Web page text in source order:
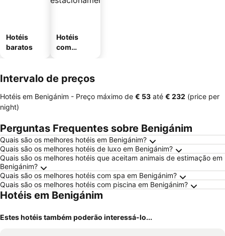
Hotéis
baratos
Hotéis
com
Intervalo de preços
Hotéis em Benigánim - Preço máximo de ‎€ 53 até ‎€ 232 (price per
night)
Perguntas Frequentes sobre Benigánim
Quais são os melhores hotéis em Benigánim?
Quais são os melhores hotéis de luxo em Benigánim?
Quais são os melhores hotéis que aceitam animais de estimação em
Benigánim?
Quais são os melhores hotéis com spa em Benigánim?
Quais são os melhores hotéis com piscina em Benigánim?
Hotéis em Benigánim
Estes hotéis também poderão interessá-lo...